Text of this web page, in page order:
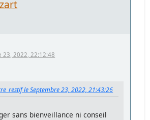
23, 2022, 22:12:48
le Septembre 23, 2022, 21:43:26
sans bienveillance ni conseil